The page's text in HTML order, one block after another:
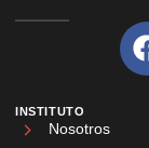
INSTITUTO
Nosotros